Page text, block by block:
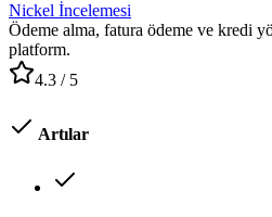
Nickel İncelemesi
Ödeme alma, fatura ödeme ve kredi
platform.
4.3 / 5
Artılar